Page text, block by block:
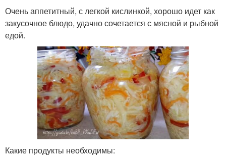
Очень аппетитный, с легкой кислинкой, хорошо идет как
закусочное блюдо, удачно сочетается с мясной и рыбной
едой.
Какие продукты необходимы: